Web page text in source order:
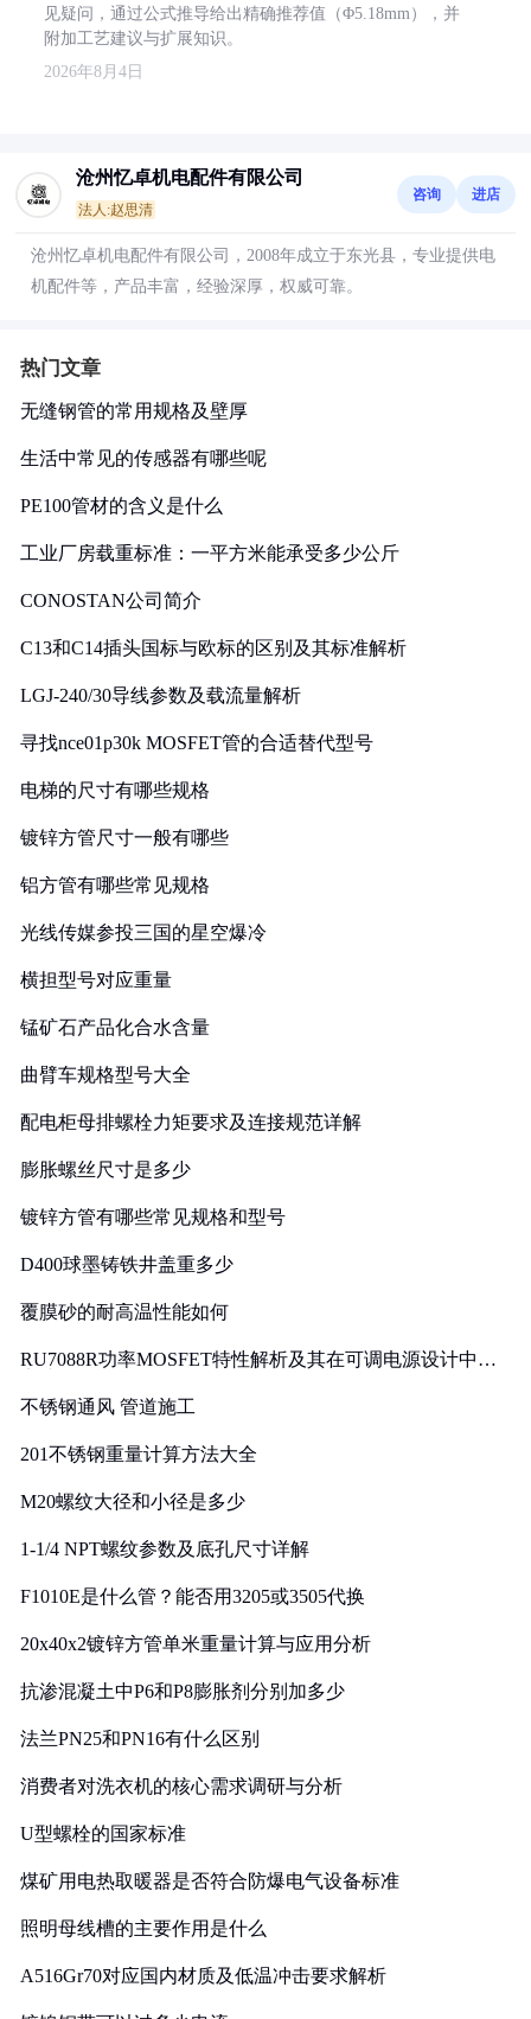
见疑问，通过公式推导给出精确推荐值（Φ5.18mm），并
附加工艺建议与扩展知识。
2026年8月4日
沧州忆卓机电配件有限公司
法人:赵思清
咨询 进店
沧州忆卓机电配件有限公司，2008年成立于东光县，专业提供电
机配件等，产品丰富，经验深厚，权威可靠。
热门文章
无缝钢管的常用规格及壁厚
生活中常见的传感器有哪些呢
PE100管材的含义是什么
工业厂房载重标准：一平方米能承受多少公斤
CONOSTAN公司简介
C13和C14插头国标与欧标的区别及其标准解析
LGJ-240/30导线参数及载流量解析
寻找nce01p30k MOSFET管的合适替代型号
电梯的尺寸有哪些规格
镀锌方管尺寸一般有哪些
铝方管有哪些常见规格
光线传媒参投三国的星空爆冷
横担型号对应重量
锰矿石产品化合水含量
曲臂车规格型号大全
配电柜母排螺栓力矩要求及连接规范详解
膨胀螺丝尺寸是多少
镀锌方管有哪些常见规格和型号
D400球墨铸铁井盖重多少
覆膜砂的耐高温性能如何
RU7088R功率MOSFET特性解析及其在可调电源设计中的
不锈钢通风 管道施工
201不锈钢重量计算方法大全
M20螺纹大径和小径是多少
1-1/4 NPT螺纹参数及底孔尺寸详解
F1010E是什么管？能否用3205或3505代换
20x40x2镀锌方管单米重量计算与应用分析
抗渗混凝土中P6和P8膨胀剂分别加多少
法兰PN25和PN16有什么区别
消费者对洗衣机的核心需求调研与分析
U型螺栓的国家标准
煤矿用电热取暖器是否符合防爆电气设备标准
照明母线槽的主要作用是什么
A516Gr70对应国内材质及低温冲击要求解析